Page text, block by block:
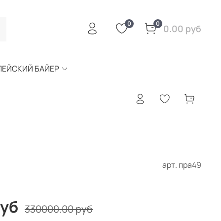
0 0 0.00 руб
БАЙЕР
арт. пра49
330000.00 руб